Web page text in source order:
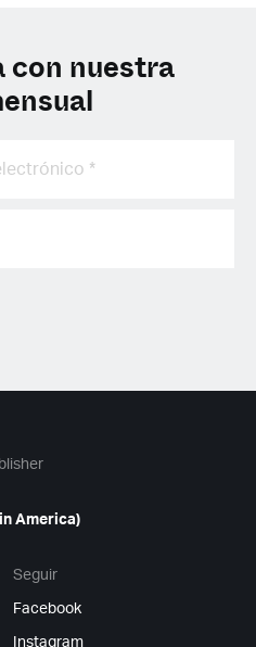
con nuestra
America)
Seguir
Facebook
Instagram